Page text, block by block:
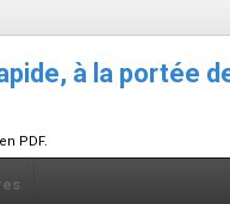
à la portée
PDF.